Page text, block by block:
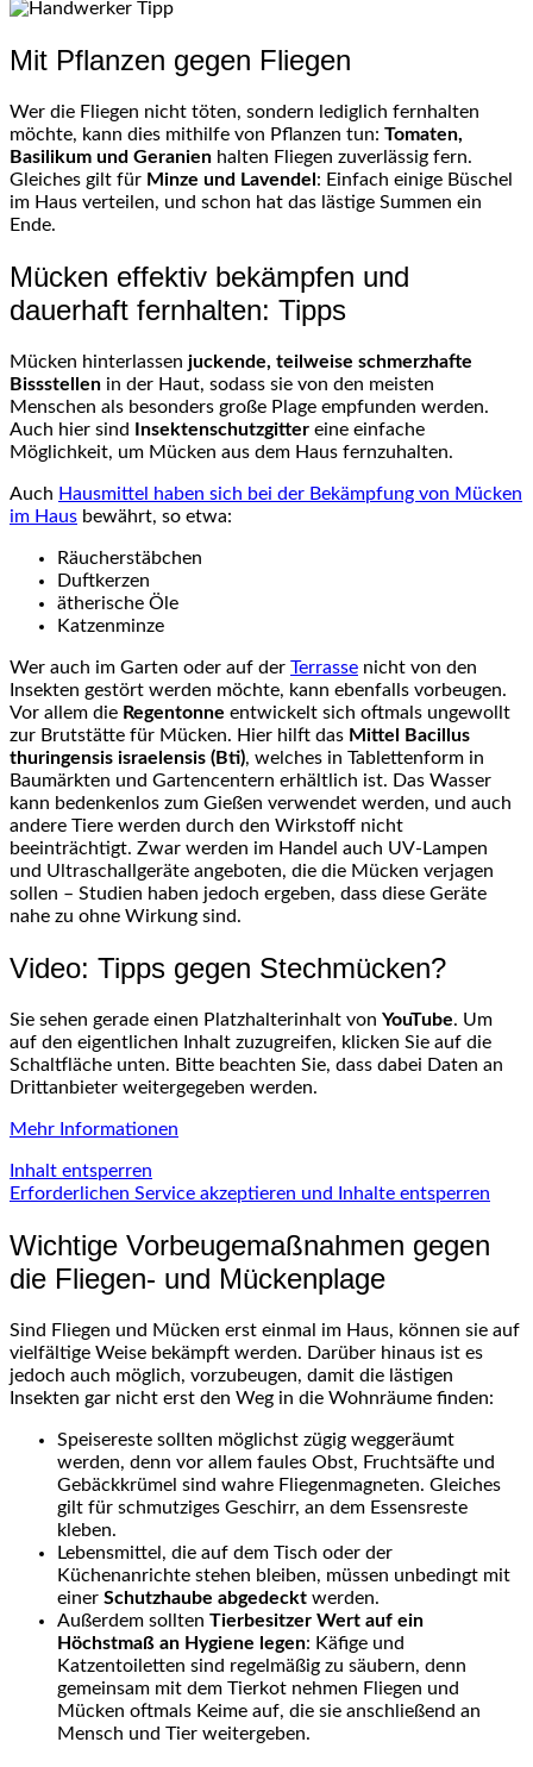
Mit Pflanzen gegen Fliegen
Wer die Fliegen nicht töten, sondern lediglich fernhalten
möchte, kann dies mithilfe von Pflanzen tun: Tomaten,
Basilikum und Geranien halten Fliegen zuverlässig fern.
Gleiches gilt für Minze und Lavendel : Einfach einige Büschel
im Haus verteilen, und schon hat das lästige Summen ein
Ende.
Mücken effektiv bekämpfen und
dauerhaft fernhalten: Tipps
Mücken hinterlassen juckende, teilweise schmerzhafte
Bissstellen in der Haut, sodass sie von den meisten
Menschen als besonders große Plage empfunden werden.
Auch hier sind
Insektenschutzgitter eine einfache
Möglichkeit, um Mücken aus dem Haus fernzuhalten.
Auch Hausmittel haben sich bei der Bekämpfung von Mücken
im Haus bewährt, so etwa:
Räucherstäbchen
Duftkerzen
ätherische Öle
Katzenminze
Wer auch im Garten oder auf der Terrasse nicht von den
Insekten gestört werden möchte, kann ebenfalls vorbeugen.
Vor allem die Regentonne entwickelt sich oftmals ungewollt
zur Brutstätte für Mücken. Hier hilft das Mittel Bacillus
thuringensis israelensis (Bti), welches in Tablettenform in
Baumärkten und Gartencentern erhältlich ist. Das Wasser
kann bedenkenlos zum Gießen verwendet werden, und auch
andere Tiere werden durch den Wirkstoff nicht
beeinträchtigt. Zwar werden im Handel auch UV-Lampen
und Ultraschallgeräte angeboten, die die Mücken verjagen
sollen – Studien haben jedoch ergeben, dass diese Geräte
nahe zu ohne Wirkung sind.
Video: Tipps gegen Stechmücken?
Sie sehen gerade einen Platzhalterinhalt von YouTube. Um
auf den eigentlichen Inhalt zuzugreifen, klicken Sie auf die
Schaltfläche unten. Bitte beachten Sie, dass dabei Daten an
Drittanbieter weitergegeben werden.
Mehr Informationen
Inhalt entsperren
Erforderlichen Service akzeptieren und Inhalte entsperren
Wichtige Vorbeugemaßnahmen gegen
die Fliegen- und Mückenplage
Sind Fliegen und Mücken erst einmal im Haus, können sie auf
vielfältige Weise bekämpft werden. Darüber hinaus ist es
jedoch auch möglich, vorzubeugen, damit die lästigen
Insekten gar nicht erst den Weg in die Wohnräume finden:
Speisereste sollten möglichst zügig weggeräumt
werden, denn vor allem faules Obst, Fruchtsäfte und
Gebäckkrümel sind wahre Fliegenmagneten. Gleiches
gilt für schmutziges Geschirr, an dem Essensreste
kleben.
Lebensmittel, die auf dem Tisch oder der
Küchenanrichte stehen bleiben, müssen unbedingt mit
einer Schutzhaube abgedeckt werden.
Außerdem sollten Tierbesitzer Wert auf ein
Höchstmaß an Hygiene legen: Käfige und
Katzentoiletten sind regelmäßig zu säubern, denn
gemeinsam mit dem Tierkot nehmen Fliegen und
Mücken oftmals Keime auf, die sie anschließend an
Mensch und Tier weitergeben.